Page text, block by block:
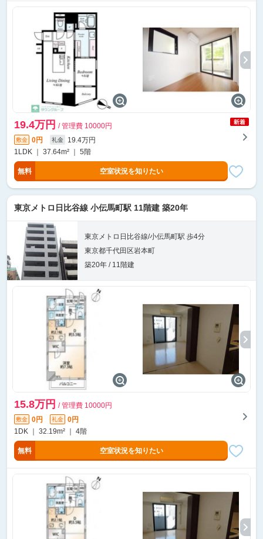
19.4万円 / 管理費 10000円
敷金 0円 礼金
19.4万円
1LDK ｜ 37.64m² ｜ 5階
無料 空室状況を知りたい
東京メトロ日比谷線 小伝馬町駅 11階建 築20年
東京メトロ日比谷線/小伝馬町駅 歩4分
東京都千代田区岩本町
築20年 / 11階建
15.8万円 / 管理費 10000円
敷金 0円 礼金
0円
1DK ｜ 32.19m² ｜ 4階
無料 空室状況を知りたい